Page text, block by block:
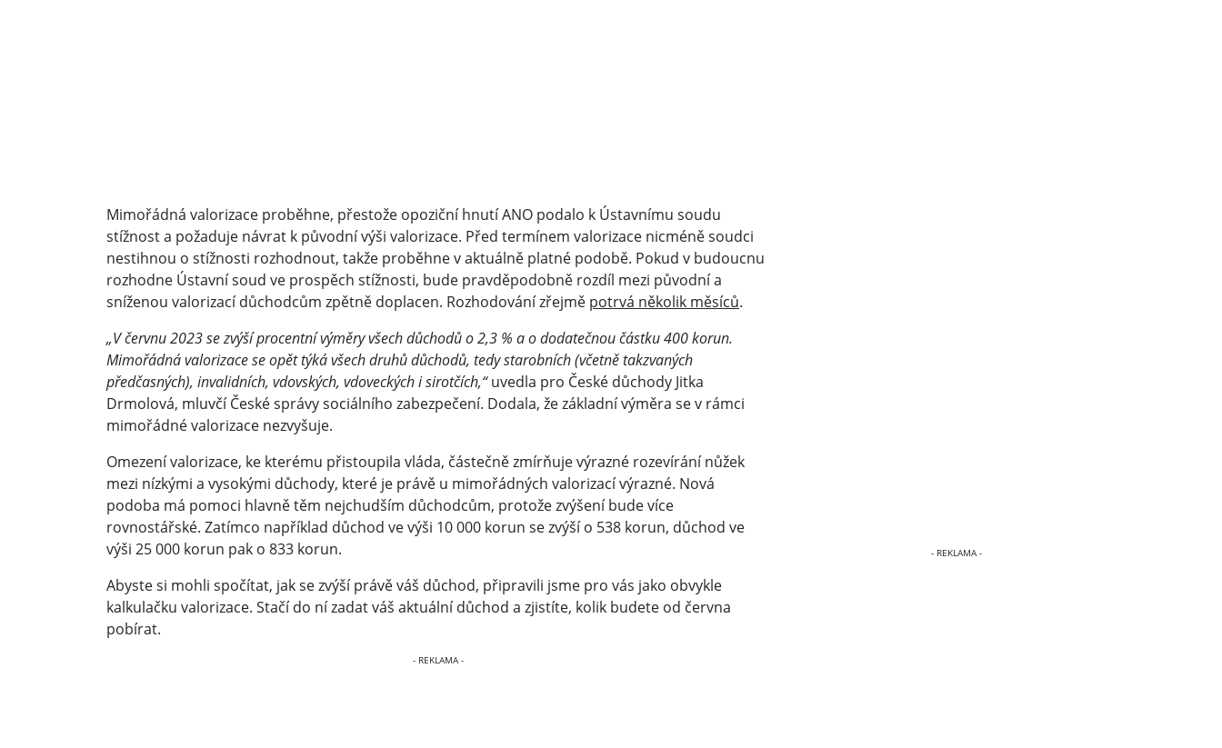
Mimořádná valorizace proběhne, přestože opoziční hnutí ANO podalo k Ústavnímu soudu
stížnost a požaduje návrat k původní výši valorizace. Před termínem valorizace nicméně soudci
nestihnou o stížnosti rozhodnout, takže proběhne v aktuálně platné podobě. Pokud v budoucnu
rozhodne Ústavní soud ve prospěch stížnosti, bude pravděpodobně rozdíl mezi původní a
sníženou valorizací důchodcům zpětně doplacen. Rozhodování zřejmě potrvá několik měsíců.
„V červnu 2023 se zvýší procentní výměry všech důchodů o 2,3 % a o dodatečnou částku 400 korun.
Mimořádná valorizace se opět týká všech druhů důchodů, tedy starobních (včetně takzvaných
předčasných), invalidních, vdovských, vdoveckých i sirotčích,“uvedla pro České důchody Jitka
Drmolová, mluvčí České správy sociálního zabezpečení. Dodala, že základní výměra se v rámci
mimořádné valorizace nezvyšuje.
Omezení valorizace, ke kterému přistoupila vláda, částečně zmírňuje výrazné rozevírání nůžek
mezi nízkými a vysokými důchody, které je právě u mimořádných valorizací výrazné. Nová
podoba má pomoci hlavně těm nejchudším důchodcům, protože zvýšení bude více
rovnostářské. Zatímco například důchod ve výši 10 000 korun se zvýší o 538 korun, důchod ve
výši 25 000 korun pak o 833 korun.
Abyste si mohli spočítat, jak se zvýší právě váš důchod, připravili jsme pro vás jako obvykle
kalkulačku valorizace. Stačí do ní zadat váš aktuální důchod a zjistíte, kolik budete od června
pobírat.